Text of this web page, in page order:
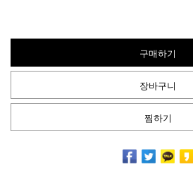
구매하기
장바구니
찜하기